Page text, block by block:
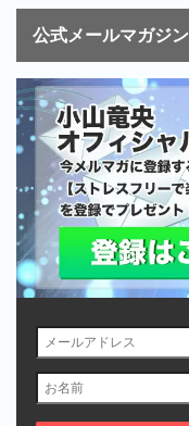
公式メールマガジン